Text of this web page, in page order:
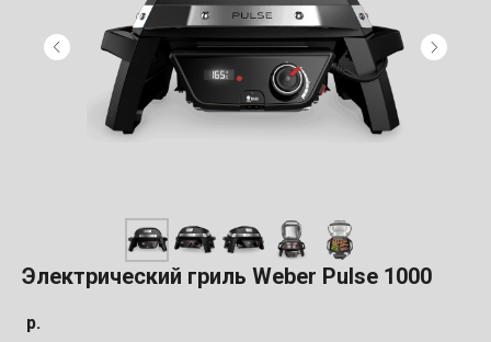
Электрический гриль Weber Pulse 1000
р.